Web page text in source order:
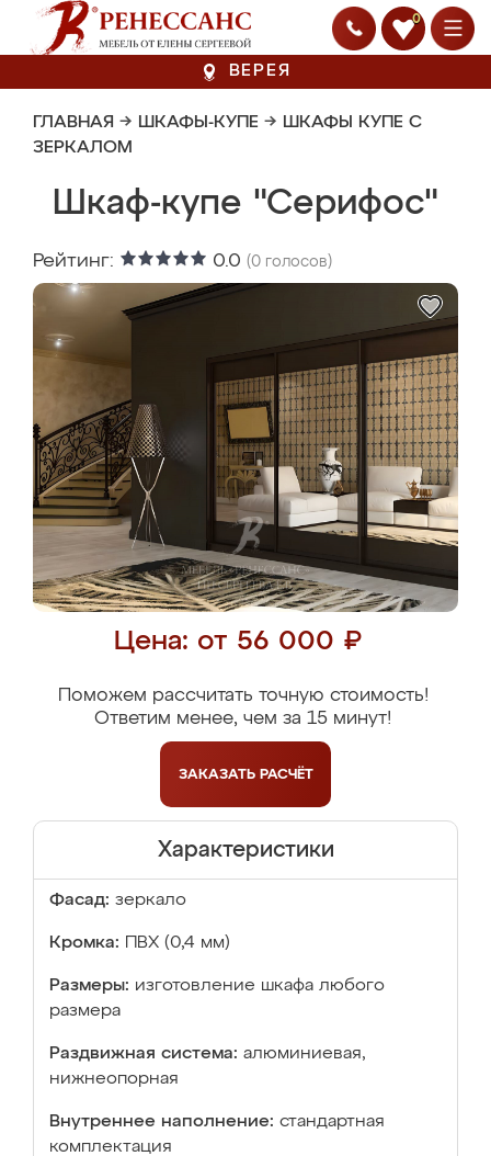
0
ВЕРЕЯ
ГЛАВНАЯ → ШКАФЫ-КУПЕ → ШКАФЫ КУПЕ С
ЗЕРКАЛОМ
Шкаф-купе "Серифос"
Рейтинг: 0.0 (0 голосов)
Цена: от 56 000 ₽
Поможем рассчитать точную стоимость!
Ответим менее, чем за 15 минут!
ЗАКАЗАТЬ РАСЧЁТ
Характеристики
Фасад: зеркало
Кромка: ПВХ (0,4 мм)
Размеры: изготовление шкафа любого
размера
Раздвижная система: алюминиевая,
нижнеопорная
Внутреннее наполнение: стандартная
комплектация